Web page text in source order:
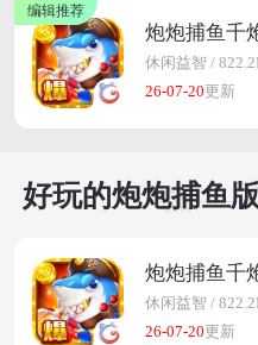
天天爱捕鱼版本大全
炮炮捕鱼千
休闲益智 /
26-07-20更新
好玩的炮炮捕鱼
炮炮捕鱼千
休闲益智 /
26-07-20更新